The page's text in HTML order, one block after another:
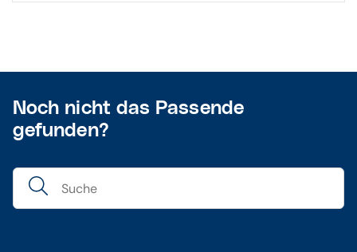
Noch nicht das Passende
gefunden?